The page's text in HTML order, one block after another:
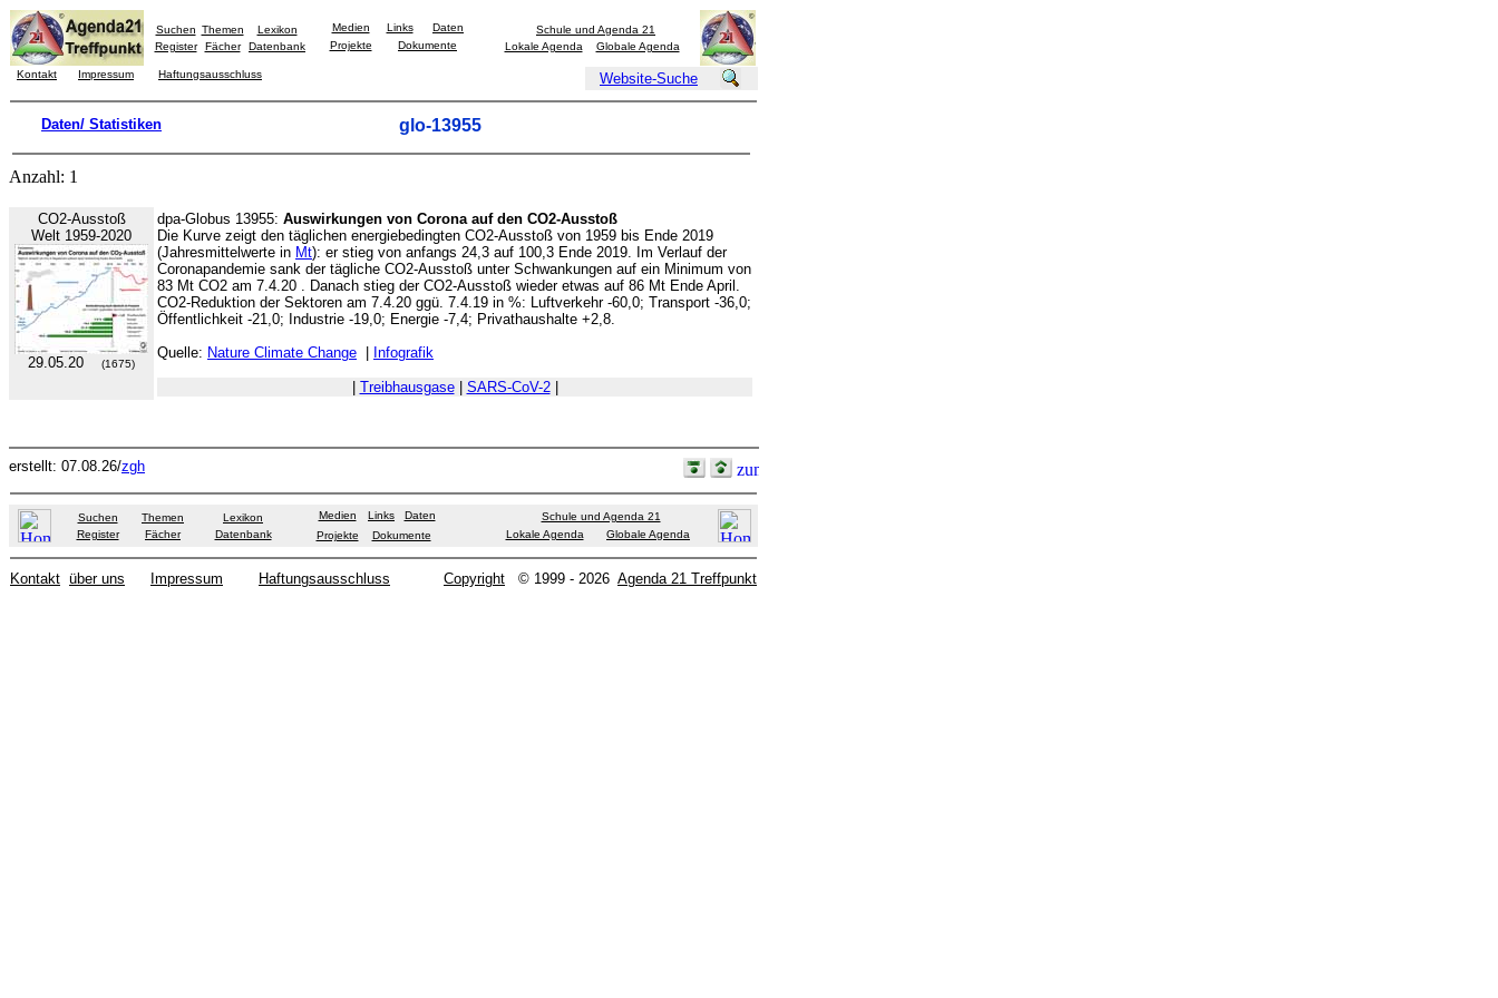
Suchen Themen
Lexikon
Register
Fächer Datenbank
Medien Links
Daten
Projekte
Dokumente
Schule und Agenda 21
Lokale Agenda
Globale Agenda
Kontakt Impressum Haftungsausschluss Website-Suche
Daten/ Statistiken glo-13955
Anzahl: 1
CO2-Ausstoß
Welt 1959-2020
29.05.20 (1675)
dpa-Globus 13955: Auswirkungen von Corona auf den CO2-Ausstoß
Die Kurve zeigt den täglichen energiebedingten CO2-Ausstoß von 1959 bis Ende 2019
(Jahresmittelwerte in Mt): er stieg von anfangs 24,3 auf 100,3 Ende 2019. Im Verlauf der
Coronapandemie sank der tägliche CO2-Ausstoß unter Schwankungen auf ein Minimum von
83 Mt CO2 am 7.4.20 . Danach stieg der CO2-Ausstoß wieder etwas auf 86 Mt Ende April.
CO2-Reduktion der Sektoren am 7.4.20 ggü. 7.4.19 in %: Luftverkehr -60,0; Transport -36,0;
Öffentlichkeit -21,0; Industrie -19,0; Energie -7,4; Privathaushalte +2,8.
Quelle: Nature Climate Change Infografik
Treibhausgase| SARS-CoV-2|
erstellt: 07.08.26/zgh
Suchen Themen
Lexikon
Register
Fächer Datenbank
Medien Links
Daten
Projekte
Dokumente
Schule und Agenda 21
Lokale Agenda
Globale Agenda
Kontakt über uns Impressum Haftungsausschluss Copyright © 1999 - 2026 Agenda 21 Treffpunkt